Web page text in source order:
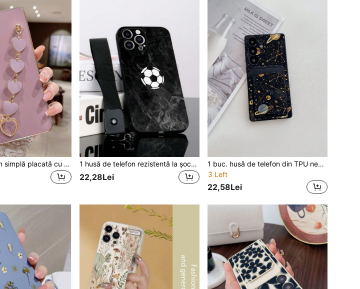
Husă de telefon simplă placată cu curea de mână, compatibilă cu Apple, compatibilă cu 15/15Pro, versiunea internațională, nu versiunea națională. 1 husă de telefon rezistentă la șocuri cu imprimeu leopard și model de fotbal din TPU neagră și 1 curea de mână neagră cu șnur, compatibilă cu telefoanele Apple/Android
22,28Lei
1 buc. husă de telefon din TPU negru, tip nișă, cu model univers cosmic visător, cer înstelat, negru și auriu, acoperire completă, anti-șoc, cu suport detașabil pentru card, stil luxos în culori închise
3 Left
22,58Lei